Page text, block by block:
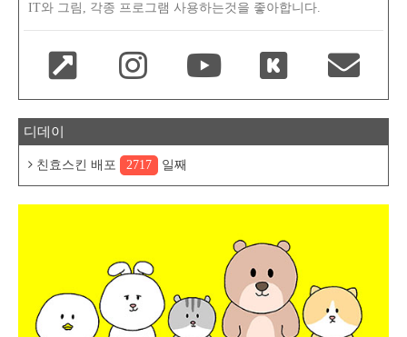
IT와 그림, 각종 프로그램 사용하는것을 좋아합니다.
디데이
친효스킨 배포 2717 일째